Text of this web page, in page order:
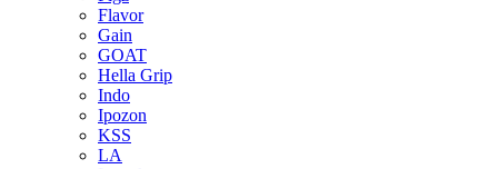
Flavor
Gain
GOAT
Hella Grip
Indo
Ipozon
KSS
LA